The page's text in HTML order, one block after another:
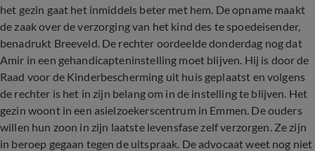
het gezin gaat het inmiddels beter met hem. De opname maakt
de zaak over de verzorging van het kind des te spoedeisender,
benadrukt Breeveld. De rechter oordeelde donderdag nog dat
Amir in een gehandicapteninstelling moet blijven. Hij is door de
Raad voor de Kinderbescherming uit huis geplaatst en volgens
de rechter is het in zijn belang om in de instelling te blijven. Het
gezin woont in een asielzoekerscentrum in Emmen. De ouders
willen hun zoon in zijn laatste levensfase zelf verzorgen. Ze zijn
in beroep gegaan tegen de uitspraak. De advocaat weet nog niet